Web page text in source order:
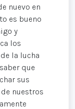
nuevo en
es bueno
y
los
la lucha
que
sus
nuestros